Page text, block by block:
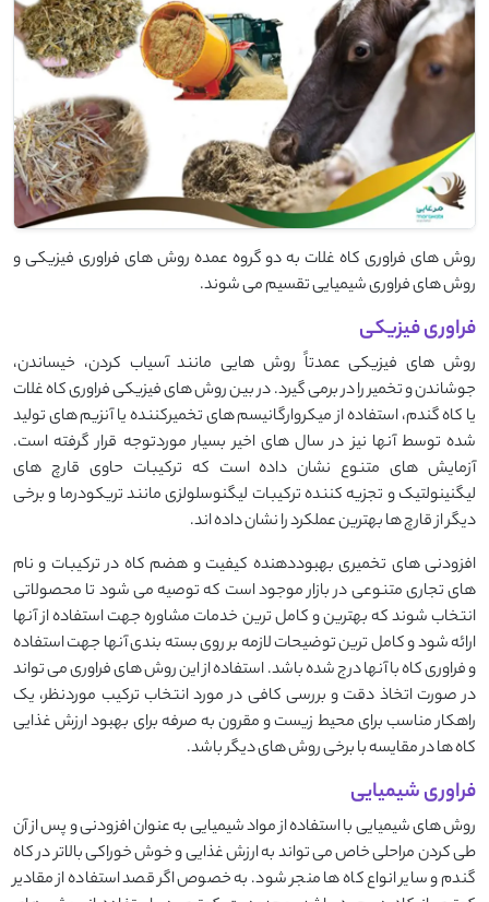
روش های فراوری کاه غلات به دو گروه عمده روش های فراوری فیزیکی و
روش های فراوری شیمیایی تقسیم می شوند.
فراوری فیزیکی
روش های فیزیکی عمدتاً روش هایی مانند آسیاب کردن، خیساندن،
جوشاندن و تخمیر را در برمی گیرد. در بین روش های فیزیکی فراوری کاه غلات
یا کاه گندم، استفاده از میکروارگانیسم های تخمیرکننده یا آنزیم های تولید
شده توسط آنها نیز در سال های اخیر بسیار موردتوجه قرار گرفته است.
آزمایش های متنوع نشان داده است که ترکیبات حاوی قارچ های
لیگنینولتیک و تجزیه کننده ترکیبات لیگنوسلولزی مانند تریکودرما و برخی
دیگر از قارچ ها بهترین عملکرد را نشان داده اند.
افزودنی های تخمیری بهبوددهنده کیفیت و هضم کاه در ترکیبات و نام
های تجاری متنوعی در بازار موجود است که توصیه می شود تا محصولاتی
انتخاب شوند که بهترین و کامل ترین خدمات مشاوره جهت استفاده از آنها
ارائه شود و کامل ترین توضیحات لازمه بر روی بسته بندی آنها جهت استفاده
و فراوری کاه با آنها درج شده باشد. استفاده از این روش های فراوری می تواند
در صورت اتخاذ دقت و بررسی کافی در مورد انتخاب ترکیب موردنظر، یک
راهکار مناسب برای محیط زیست و مقرون به صرفه برای بهبود ارزش غذایی
کاه ها در مقایسه با برخی روش های دیگر باشد.
فراوری شیمیایی
روش های شیمیایی با استفاده از مواد شیمیایی به عنوان افزودنی و پس از آن
طی کردن مراحلی خاص می تواند به ارزش غذایی و خوش خوراکی بالاتر در کاه
گندم و سایر انواع کاه ها منجر شود. به خصوص اگر قصد استفاده از مقادیر